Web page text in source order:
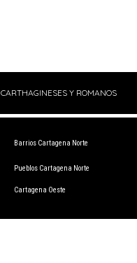
CARTHAGINESES Y ROMANOS
Barrios Cartagena Norte
Pueblos Cartagena Norte
Cartagena Oeste